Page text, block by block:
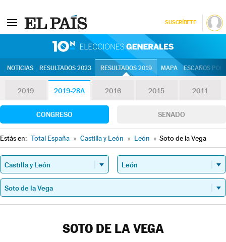
SUSCRÍBETE
NOTICIAS RESULTADOS 2023 RESULTADOS 2019 MAPA ESCAÑOS
2019 2019-28A 2016 2015 2011
CONGRESO SENADO
Estás en: Total España » Castilla y León » León » Soto de la Vega
SOTO DE LA VEGA